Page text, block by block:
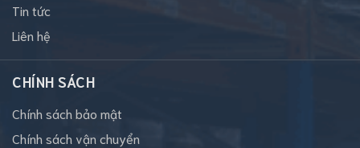
Tin tức
Liên hệ
CHÍNH SÁCH
Chính sách bảo mật
Chính sách vận chuyển